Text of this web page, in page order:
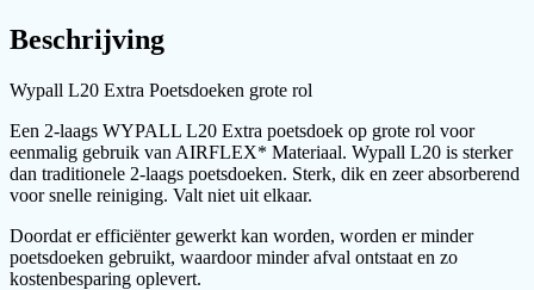
-
aantal
Beschrijving
Wypall L20 Extra Poetsdoeken grote rol
Een 2-laags WYPALL L20 Extra poetsdoek op grote rol voor
eenmalig gebruik van AIRFLEX* Materiaal. Wypall L20 is sterker
dan traditionele 2-laags poetsdoeken. Sterk, dik en zeer absorberend
voor snelle reiniging. Valt niet uit elkaar.
Doordat er efficiënter gewerkt kan worden, worden er minder
poetsdoeken gebruikt, waardoor minder afval ontstaat en zo
kostenbesparing oplevert.